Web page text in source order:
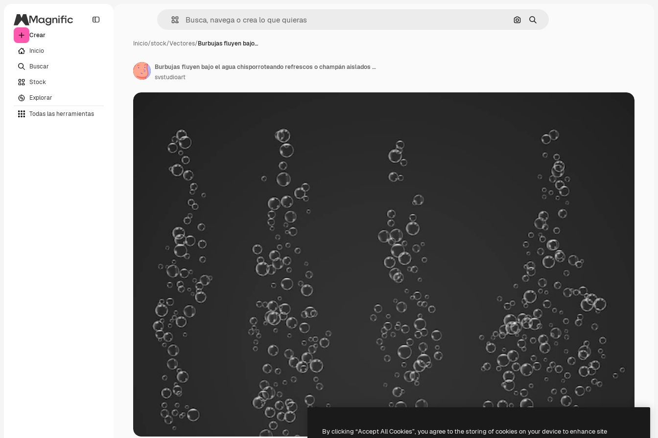
Crear
Inicio
Buscar
Stock
Explorar
Todas las herramientas
Buscar por imagen
Buscar
Inicio/stock/Vectores/Burbujas fluyen bajo…
Burbujas fluyen bajo el agua chisporroteando refrescos o champán aislados sobre fondo transparente
svstudioart
By clicking “Accept All Cookies”, you agree to the storing of cookies on your device to enhance site